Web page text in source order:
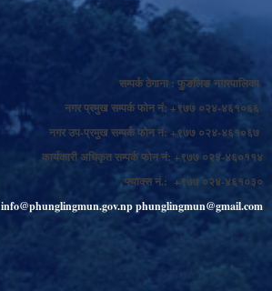
सम्पर्क ठेगाना : फुङलिङ नगरपालिका
नगर प्रमुख सम्पर्क फोन नं: +९७७ ०२४-४६१०६६
नगर उप-प्रमुख सम्पर्क फोन नं: +९७७ ०२४-४६१०६७
कार्यकारी अधिकृत सम्पर्क फोन नं: +९७७ ०२४-४६०११४
फ्याक्स नं.: +९७७ ०२४-४६१०३०
info@phunglingmun.gov.npphunglingmun@gmail.com